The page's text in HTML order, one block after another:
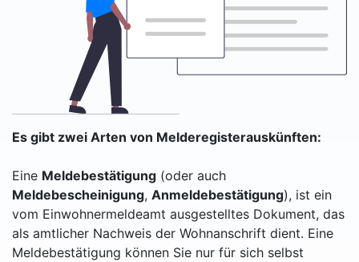
Es gibt zwei Arten von Melderegisterauskünften:
Eine Meldebestätigung (oder auch
Meldebescheinigung, Anmeldebestätigung), ist ein
vom Einwohnermeldeamt ausgestelltes Dokument, das
als amtlicher Nachweis der Wohnanschrift dient. Eine
Meldebestätigung können Sie nur für sich selbst